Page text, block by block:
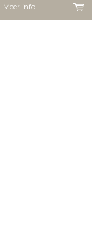
Meer info